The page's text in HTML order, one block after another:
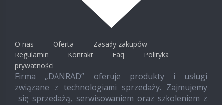
O nas Oferta
Zasady zakupów
Regulamin
Kontakt Faq
Polityka
prywatności
Firma „DANRAD” oferuje produkty i usługi
związane z technologiami sprzedaży. Zajmujemy
się sprzedażą, serwisowaniem oraz szkoleniem z